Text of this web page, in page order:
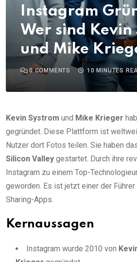
Instagram
Wer sind Kevin
und Mike
0COMMENTS 10 MINUTES
Kevin Systrom und Mike Krieger
gegründet. Diese Plattform ist
Nutzer dort Fotos teilen. Sie haben
Silicon Valley gestartet. Durch ihre
Instagram zu einem Top-
geworden. Es ist jetzt einer der
Sharing-Apps.
Kernaussagen
Instagram wurde 2010 von